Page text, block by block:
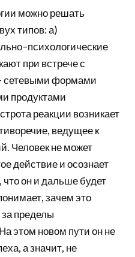
можно решать
типов: а)
при встрече с
сетевыми формами
продуктами
реакции возникает
ведущее к
Человек не может
действие и осознает
что он и дальше будет
зачем это
пределы
этом новом пути он не
а значит, не